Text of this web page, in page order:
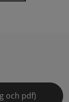
och pdf)